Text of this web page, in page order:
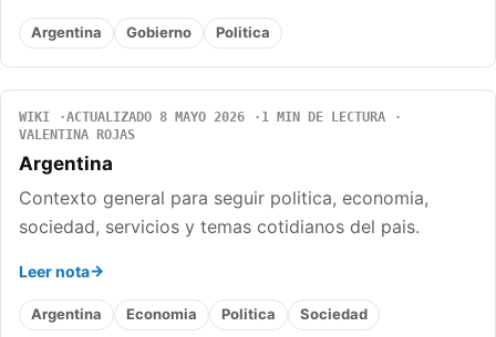
Argentina Gobierno Politica
WIKI ACTUALIZADO 8 MAYO 2026
1 MIN DE LECTURA
VALENTINA ROJAS
Argentina
Contexto general para seguir politica, economia,
sociedad, servicios y temas cotidianos del pais.
Leer nota
Argentina Economia Politica Sociedad